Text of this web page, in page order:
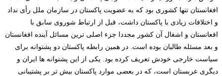
افغانستان تنها کشوری بود که به عضویت پاکستان در سازمان ملل رأی نداد
و اختلافات زیادی با پاکستان داشت، قبل از ارتباط شوروی سابق با
افعانستان و اشغال آن کشور مجددا جزء اصلی ترین مسائل آینده افغانستان
و بعد مسئله طالبان بوده است. در همین رابطه پاکستان دو پشتوانه برای
سیاست خارجی خودش تعریف کرده بود. یکی از این پشتوانه ها ایران و
دیگری عربستان است، که در بعضی موارد پاکستان بیش تر بر پشتیبانی